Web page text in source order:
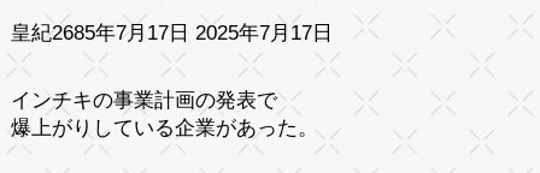
皇紀2685年7月17日 2025年7月17日
インチキの事業計画の発表で
爆上がりしている企業があった。